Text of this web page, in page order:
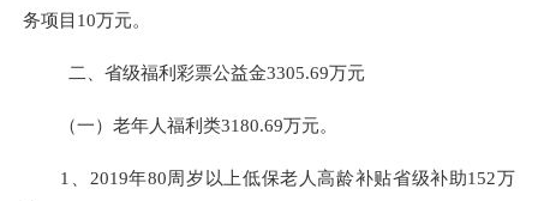
务项目10万元。
二、省级福利彩票公益金3305.69万元
（一） 老年人福利类3180.69万元。
1、2019年80周岁以上低保老人高龄补贴省级补助152万